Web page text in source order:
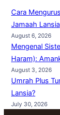
Cara
Jamaah Lansia
August 6, 2026
Mengenal
Haram):
August 3, 2026
Umrah Plus
Lansia?
July 30, 2026